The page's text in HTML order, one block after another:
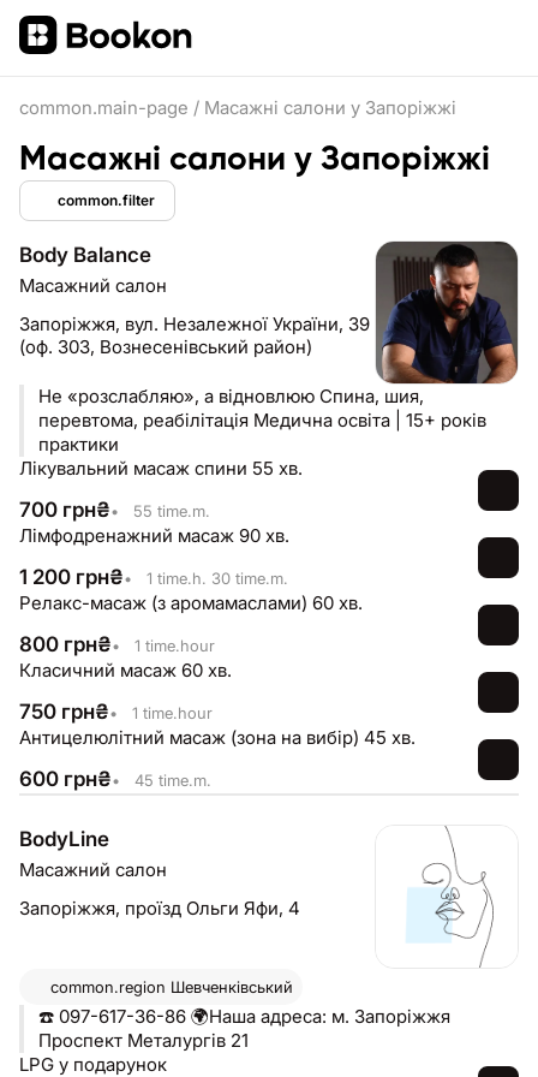
common.main-page / Масажні салони у Запоріжжі
Масажні салони у Запоріжжі
common.filter
Body Balance
Масажний салон
Запоріжжя, вул. Незалежної України, 39
(оф. 303, Вознесенівський район)
Не «розслабляю», а відновлюю Спина, шия,
перевтома, реабілітація Медична освіта | 15+ років
практики
Лікувальний масаж спини 55 хв.
700 грн₴• 55 time.m.
Лімфодренажний масаж 90 хв.
1 200 грн₴• 1 time.h. 30 time.m.
Релакс-масаж (з аромамаслами) 60 хв.
800 грн₴• 1 time.hour
Класичний масаж 60 хв.
750 грн₴• 1 time.hour
Антицелюлітний масаж (зона на вибір) 45 хв.
600 грн₴• 45 time.m.
BodyLine
Масажний салон
Запоріжжя, проїзд Ольги Яфи, 4
common.region Шевченківський
☎️ 097-617-36-86 🌍Наша адреса: м. Запоріжжя
Проспект Металургів 21
LPG у подарунок